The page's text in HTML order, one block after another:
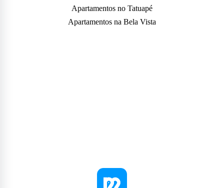
Apartamentos no Tatuapé
Apartamentos na Bela Vista